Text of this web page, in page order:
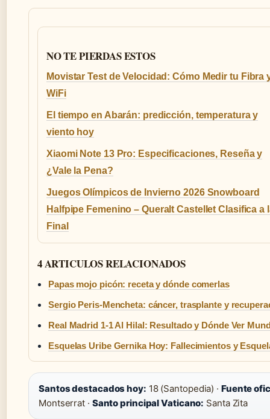
NO TE PIERDAS ESTOS
Movistar Test de Velocidad: Cómo Medir tu Fibra
WiFi
El tiempo en Abarán: predicción, temperatura y
viento hoy
Xiaomi Note 13 Pro: Especificaciones, Reseña y
¿Vale la Pena?
Juegos Olímpicos de Invierno 2026 Snowboard
Halfpipe Femenino – Queralt Castellet Clasifica a
Final
4 ARTICULOS RELACIONADOS
Papas mojo picón: receta y dónde comerlas
Sergio Peris-Mencheta: cáncer, trasplante y
Real Madrid 1-1 Al Hilal: Resultado y Dónde Ver
Esquelas Uribe Gernika Hoy: Fallecimientos y
Santos destacados hoy: 18 (Santopedia) · Fuente
Montserrat · Santo principal Vaticano: Santa Zita